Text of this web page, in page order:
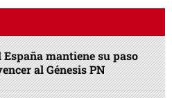
España mantiene su paso
al Génesis PN